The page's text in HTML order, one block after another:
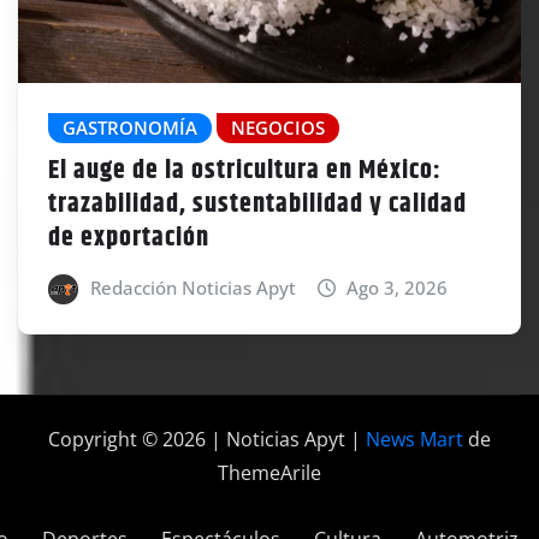
GASTRONOMÍA NEGOCIOS
El auge de la ostricultura en México:
trazabilidad, sustentabilidad y calidad
de exportación
Redacción Noticias Apyt Ago 3, 2026
Copyright © 2026 | Noticias Apyt | News Mart de
ThemeArile